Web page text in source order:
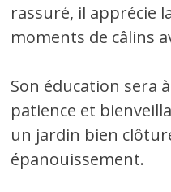
rassuré, il apprécie
moments de câlins
Son éducation sera
patience et
un jardin bien
épanouissement.